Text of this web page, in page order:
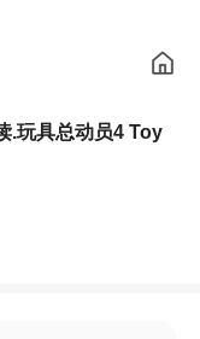
.玩具总动员4 Toy